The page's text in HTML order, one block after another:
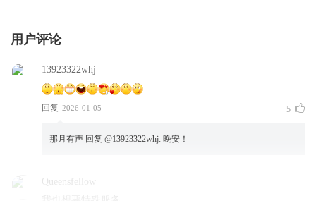
用户评论
13923322whj
回复 2026-01-05 5
那月有声 回复 @13923322whj: 晚安！
Queensfellow